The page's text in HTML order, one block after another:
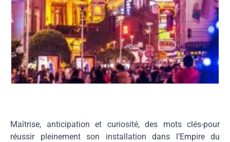
Maîtrise, anticipation et curiosité, des mots clés-pour
réussir pleinement son installation dans l’Empire du